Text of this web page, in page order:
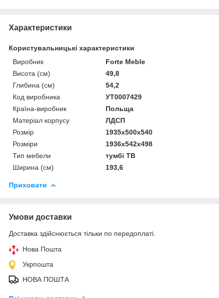
Характеристики
Користувальницькі характеристики
Виробник
Forte Meble
Висота (см)
49,8
Глибина (см)
54,2
Код виробника
УТ0007429
Країна-виробник
Польща
Матеріал корпусу
ЛДСП
Розмір
1935x500x540
Розміри
1936x542x498
Тип мебели
тумбі ТВ
Ширина (см)
193,6
Приховати
Умови доставки
Доставка здійснюється тільки по передоплаті.
Нова Пошта
Укрпошта
НОВА ПОШТА